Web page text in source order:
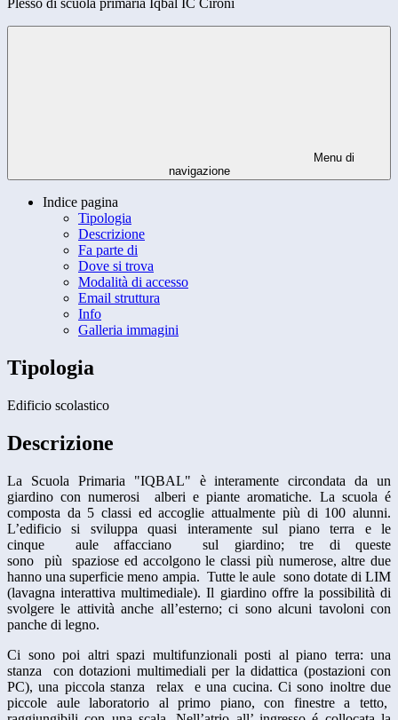
Plesso di scuola primaria Iqbal IC Cironi
Menu di
navigazione
Indice pagina
Tipologia
Descrizione
Fa parte di
Dove si trova
Modalità di accesso
Email struttura
Info
Galleria immagini
Tipologia
Edificio scolastico
Descrizione
La Scuola Primaria "IQBAL" è interamente circondata da un
giardino con numerosi alberi e piante aromatiche. La scuola é
composta da 5 classi ed accoglie attualmente più di 100 alunni.
L’edificio si sviluppa quasi interamente sul piano terra e le
cinque aule affacciano sul giardino; tre di queste
sono più spaziose ed accolgono le classi più numerose, altre due
hanno una superficie meno ampia. Tutte le aule sono dotate di LIM
(lavagna interattiva multimediale). Il giardino offre la possibilità di
svolgere le attività anche all’esterno; ci sono alcuni tavoloni con
panche di legno.
Ci sono poi altri spazi multifunzionali posti al piano terra: una
stanza con dotazioni multimediali per la didattica (postazioni con
PC), una piccola stanza relax e una cucina. Ci sono inoltre due
piccole aule laboratorio al primo piano, con finestre a tetto,